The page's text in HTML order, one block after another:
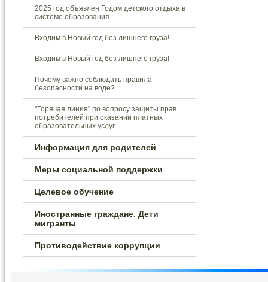
2025 год объявлен Годом детского отдыха в
системе образования
Входим в Новый год без лишнего груза!
Входим в Новый год без лишнего груза!
Почему важно соблюдать правила
безопасности на воде?
"Горячая линия" по вопросу защиты прав
потребителей при оказании платных
образовательных услуг
Информация для родителей
Меры социальной поддержки
Целевое обучение
Иностранные граждане. Дети
мигранты
Противодействие коррупции